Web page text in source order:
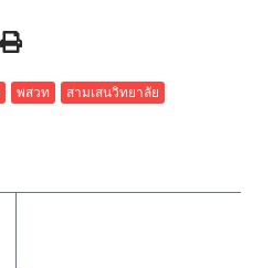
พสวท
สามเสนวิทยาลัย